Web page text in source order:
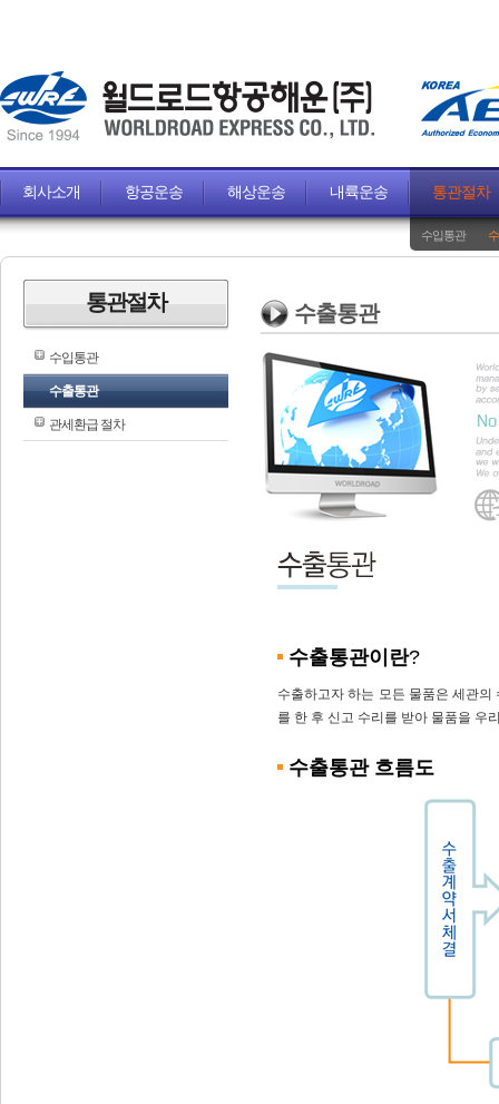
회사소개 항공운송 해상운송 내륙운송 통관절차
수입통관
통관절차
수입통관
수출통관
관세환급 절차
수출통관
수출통관이란?
수출하고자 하는 모든 물품은 세관
를 한 후 신고 수리를 받아 물품을 우
수출통관 흐름도